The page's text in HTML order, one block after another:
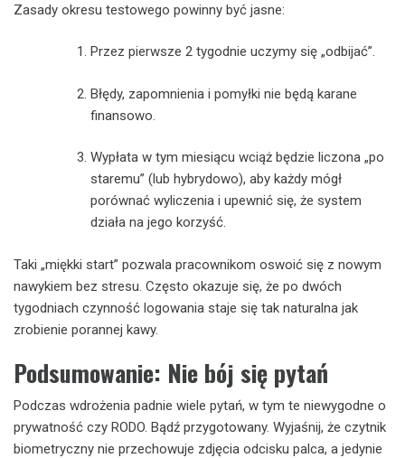
Zasady okresu testowego powinny być jasne:
Przez pierwsze 2 tygodnie uczymy się „odbijać”.
Błędy, zapomnienia i pomyłki nie będą karane
finansowo.
Wypłata w tym miesiącu wciąż będzie liczona „po
staremu” (lub hybrydowo), aby każdy mógł
porównać wyliczenia i upewnić się, że system
działa na jego korzyść.
Taki „miękki start” pozwala pracownikom oswoić się z nowym
nawykiem bez stresu. Często okazuje się, że po dwóch
tygodniach czynność logowania staje się tak naturalna jak
zrobienie porannej kawy.
Podsumowanie: Nie bój się pytań
Podczas wdrożenia padnie wiele pytań, w tym te niewygodne o
prywatność czy RODO. Bądź przygotowany. Wyjaśnij, że czytnik
biometryczny nie przechowuje zdjęcia odcisku palca, a jedynie